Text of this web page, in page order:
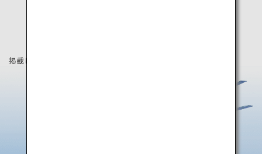
掲載している情報は2023年3月時点の情報です。